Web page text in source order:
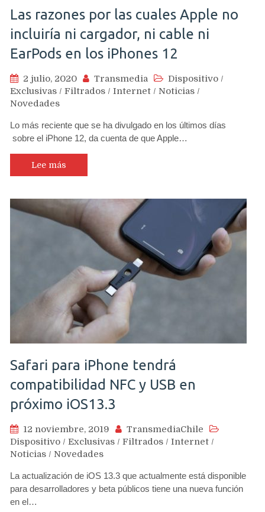
Las razones por las cuales Apple no
incluiría ni cargador, ni cable ni
EarPods en los iPhones 12
2 julio, 2020 Transmedia Dispositivo /
Exclusivas / Filtrados / Internet / Noticias /
Novedades
Lo más reciente que se ha divulgado en los últimos días
sobre el iPhone 12, da cuenta de que Apple…
Lee más
Safari para iPhone tendrá
compatibilidad NFC y USB en
próximo iOS13.3
12 noviembre, 2019
TransmediaChile
Dispositivo / Exclusivas / Filtrados / Internet /
Noticias / Novedades
La actualización de iOS 13.3 que actualmente está disponible
para desarrolladores y beta públicos tiene una nueva función
en el…